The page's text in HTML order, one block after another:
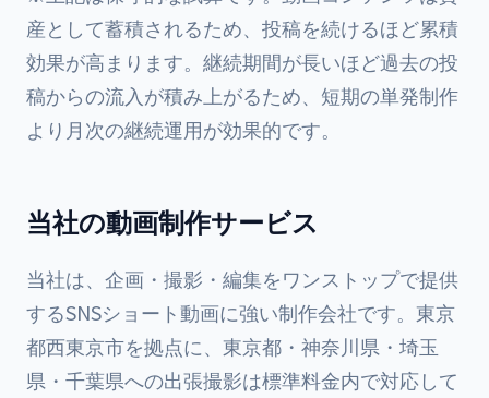
産として蓄積されるため、投稿を続けるほど累積
効果が高まります。継続期間が長いほど過去の投
稿からの流入が積み上がるため、短期の単発制作
より月次の継続運用が効果的です。
当社の動画制作サービス
当社は、企画・撮影・編集をワンストップで提供
するSNSショート動画に強い制作会社です。東京
都西東京市を拠点に、東京都・神奈川県・埼玉
県・千葉県への出張撮影は標準料金内で対応して